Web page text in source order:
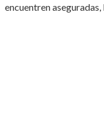
encuentren